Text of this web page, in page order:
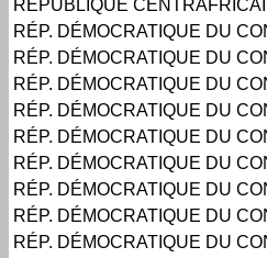
RÉPUBLIQUE
RÉP. DÉMOCRATIQUE DU
RÉP. DÉMOCRATIQUE DU
RÉP. DÉMOCRATIQUE DU
RÉP. DÉMOCRATIQUE DU
RÉP. DÉMOCRATIQUE DU
RÉP. DÉMOCRATIQUE DU
RÉP. DÉMOCRATIQUE DU
RÉP. DÉMOCRATIQUE DU
RÉP. DÉMOCRATIQUE DU